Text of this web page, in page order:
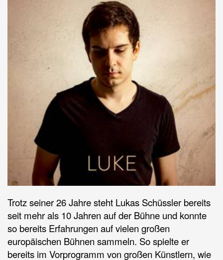
Trotz seiner 26 Jahre steht Lukas Schüssler bereits
seit mehr als 10 Jahren auf der Bühne und konnte
so bereits Erfahrungen auf vielen großen
europäischen Bühnen sammeln. So spielte er